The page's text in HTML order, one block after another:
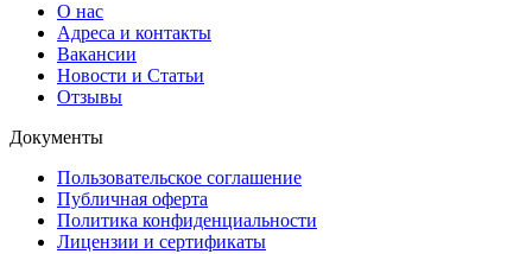
О нас
Адреса и контакты
Вакансии
Новости и Статьи
Отзывы
Документы
Пользовательское соглашение
Публичная оферта
Политика конфиденциальности
Лицензии и сертификаты